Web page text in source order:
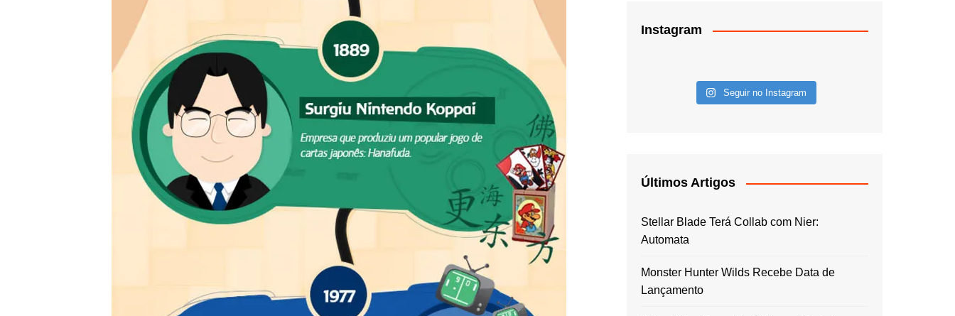
Instagram
Seguir no Instagram
Últimos Artigos
Stellar Blade Terá Collab com Nier:
Automata
Monster Hunter Wilds Recebe Data de
Lançamento